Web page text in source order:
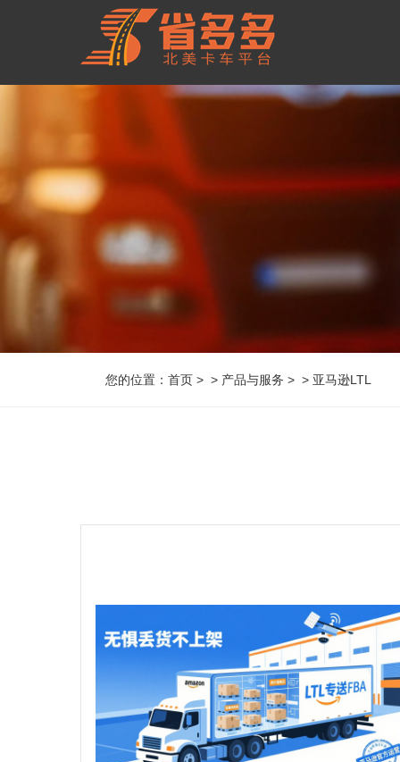
您的位置： 首页 > > 产品与服务 > > 亚马逊LTL